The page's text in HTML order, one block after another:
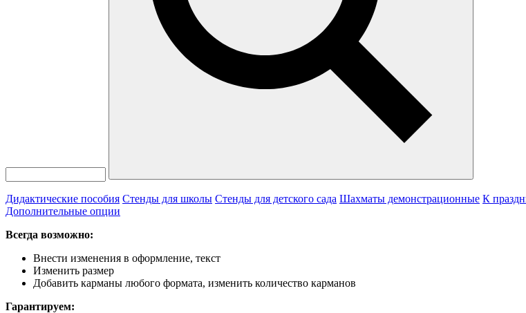
Дидактические пособия Стенды для школы Стенды для детского сада Шахматы демонстрационные К
Дополнительные опции
Всегда возможно:
Внести изменения в оформление, текст
Изменить размер
Добавить карманы любого формата, изменить количество карманов
Гарантируем: